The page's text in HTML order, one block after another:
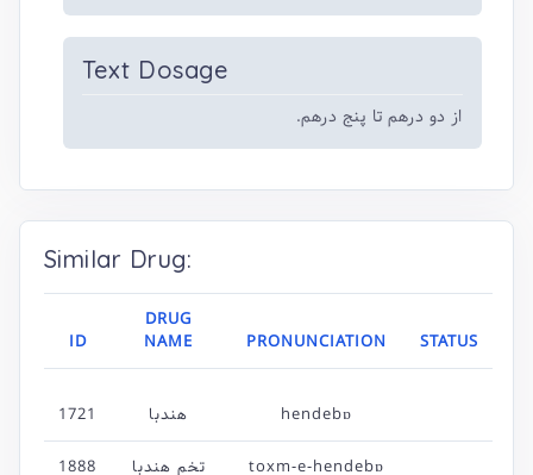
Text Dosage
از دو درهم تا پنج درهم.
Similar Drug:
ID
DRUG
NAME
PRONUNCIATION STATUS
1721 هندبا hendebɒ
1888 تخم هندبا toxm-e-hendebɒ